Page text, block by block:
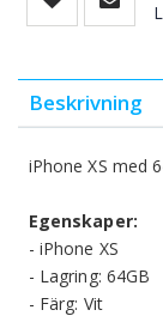
0
Beskrivning
iPhone XS med
Egenskaper:
- iPhone XS
- Lagring: 64GB
- Färg: Vit